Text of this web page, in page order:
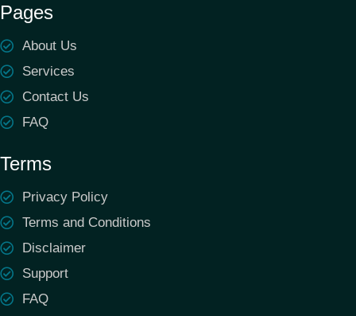
Pages
About Us
Services
Contact Us
FAQ
Terms
Privacy Policy
Terms and Conditions
Disclaimer
Support
FAQ